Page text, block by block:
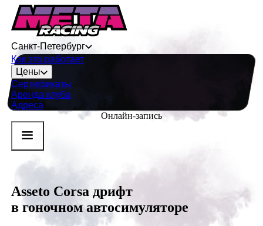
Санкт-Петербург
Как это работает
Цены
Сертификаты
Аренда клуба
Адреса
Онлайн-запись
Asseto Corsa дрифт
в гоночном автосимуляторе